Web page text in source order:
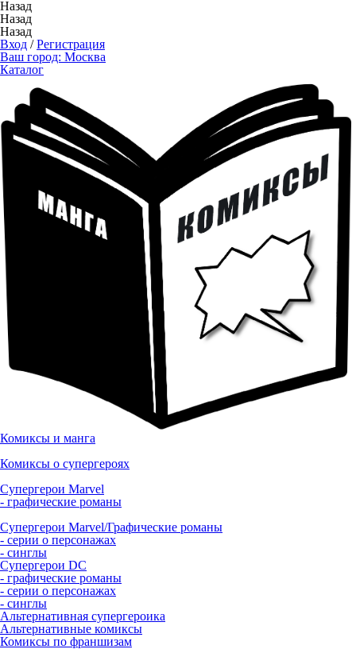
Назад
Назад
Назад
Вход /Регистрация
Ваш город: Москва
Каталог
Комиксы и манга
Комиксы о супергероях
Супергерои Marvel
- графические романы
Супергерои Marvel/Графические романы
- серии о персонажах
- синглы
Супергерои DC
- графические романы
- серии о персонажах
- синглы
Альтернативная супергероика
Альтернативные комиксы
Комиксы по франшизам